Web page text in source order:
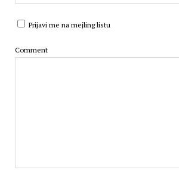
Prijavi me na mejling listu
Comment